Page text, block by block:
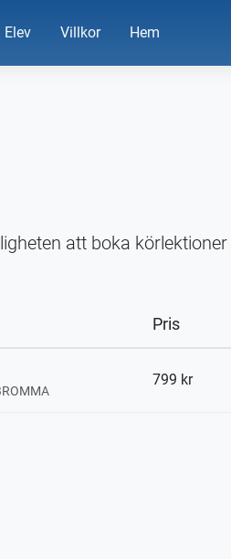
Elev Villkor Hem
att boka körlektioner
Pris
799 kr